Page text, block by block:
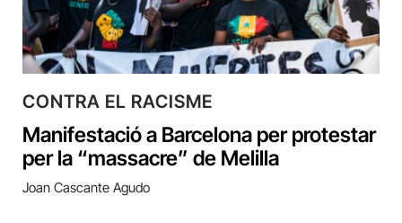
CONTRA EL RACISME
Manifestació a Barcelona per protestar
per la “massacre” de Melilla
Joan Cascante Agudo